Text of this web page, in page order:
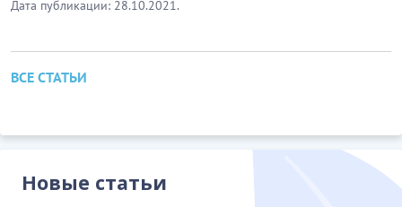
Дата публикации: 28.10.2021.
ВСЕ СТАТЬИ
Новые статьи